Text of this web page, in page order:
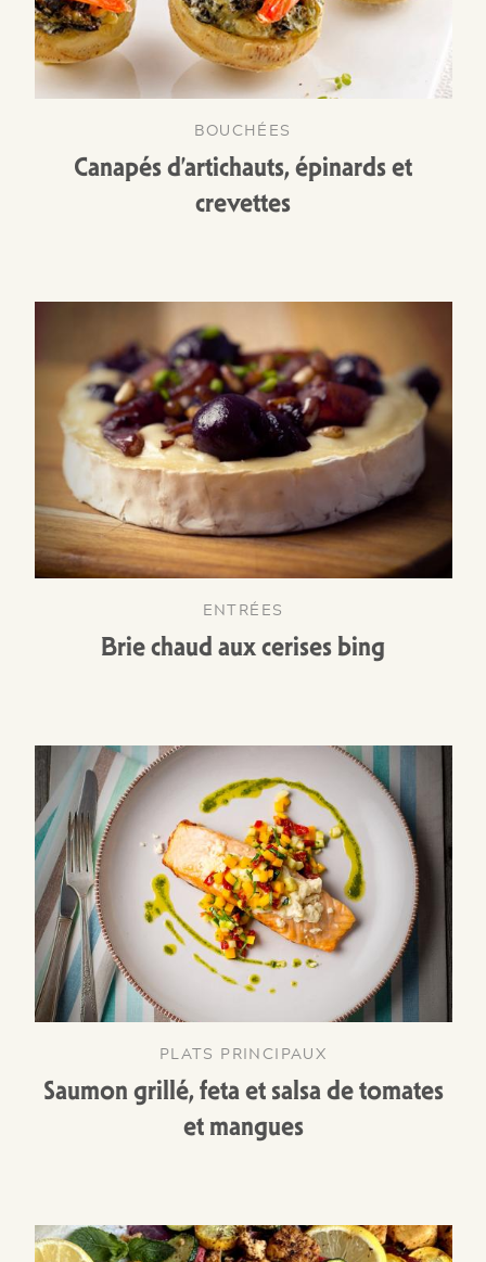
BOUCHÉES
Canapés d’artichauts, épinards et
crevettes
ENTRÉES
Brie chaud aux cerises bing
PLATS PRINCIPAUX
Saumon grillé, feta et salsa de tomates
et mangues